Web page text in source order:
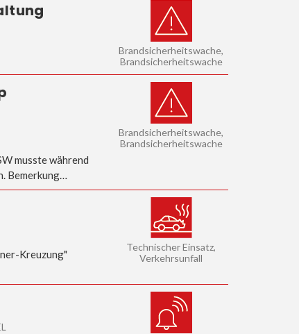
Brandsicherheitswache,
Brandsicherheitswache
musste während
Bemerkung…
Brandsicherheitswache,
Brandsicherheitswache
Kreuzung"
Technischer Einsatz,
Verkehrsunfall